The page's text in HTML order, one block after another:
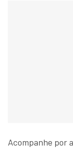
Acompanhe por